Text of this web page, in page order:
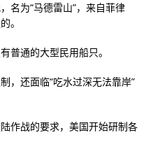
名为“马德雷山”，来自菲律
。
普通的大型民用船只。
，还面临“吃水过深无法靠岸”
作战的要求，美国开始研制各